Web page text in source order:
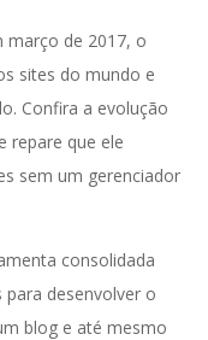
março de 2017, o
sites do mundo e
Confira a evolução
repare que ele
sem um gerenciador
consolidada
desenvolver o
blog e até mesmo